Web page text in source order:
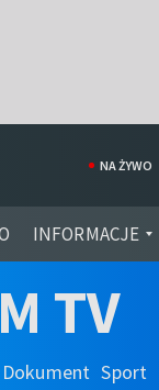
INFORMACJE
NA ŻYWO
TV
Dokument Sport